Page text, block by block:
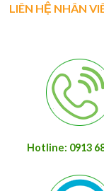
LIÊN HỆ NHÂN
Hotline: 0913